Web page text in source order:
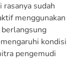
sudah
menggunakan
berlangsung
kondisi
pengemudi